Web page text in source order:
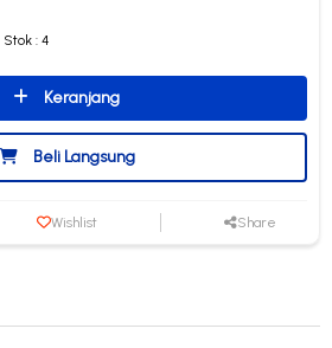
Stok : 4
Keranjang
Beli Langsung
Wishlist Share